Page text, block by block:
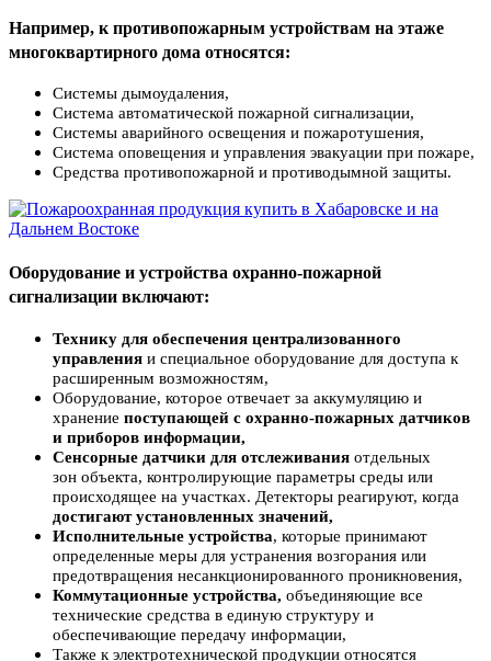
Например, к противопожарным устройствам на этаже
многоквартирного дома относятся:
Системы дымоудаления,
Система автоматической пожарной сигнализации,
Системы аварийного освещения и пожаротушения,
Система оповещения и управления эвакуации при пожаре,
Средства противопожарной и противодымной защиты.
Оборудование и устройства охранно-пожарной
сигнализации включают:
Технику для обеспечения централизованного
управления и специальное оборудование для доступа к
расширенным возможностям,
Оборудование, которое отвечает за аккумуляцию и
хранение поступающей с охранно-пожарных датчиков
и приборов информации,
Сенсорные датчики для отслеживания отдельных
зон объекта, контролирующие параметры среды или
происходящее на участках. Детекторы реагируют, когда
достигают установленных значений,
Исполнительные устройства, которые принимают
определенные меры для устранения возгорания или
предотвращения несанкционированного проникновения,
Коммутационные устройства, объединяющие все
технические средства в единую структуру и
обеспечивающие передачу информации,
Также к электротехнической продукции относятся